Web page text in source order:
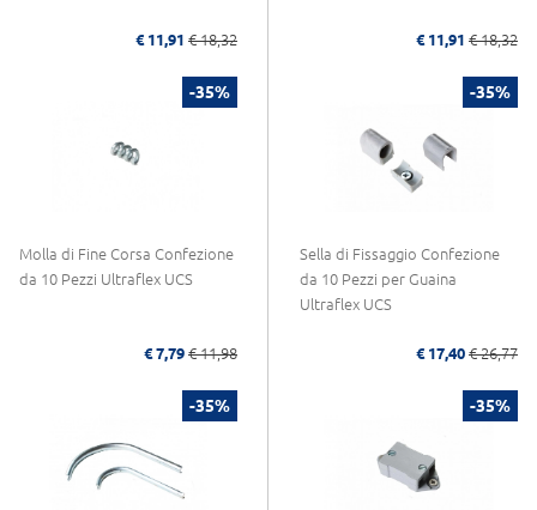
€ 11,91 € 18,32 € 11,91 € 18,32
-35%
Molla di Fine Corsa Confezione
da 10 Pezzi Ultraflex UCS
€ 7,79 € 11,98
-35%
Sella di Fissaggio Confezione
da 10 Pezzi per Guaina
Ultraflex UCS
€ 17,40 € 26,77
-35% -35%